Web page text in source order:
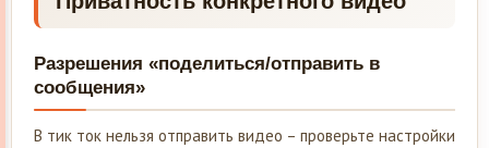
Разрешения «поделиться/отправить в
сообщения»
В тик ток нельзя отправить видео – проверьте настройки